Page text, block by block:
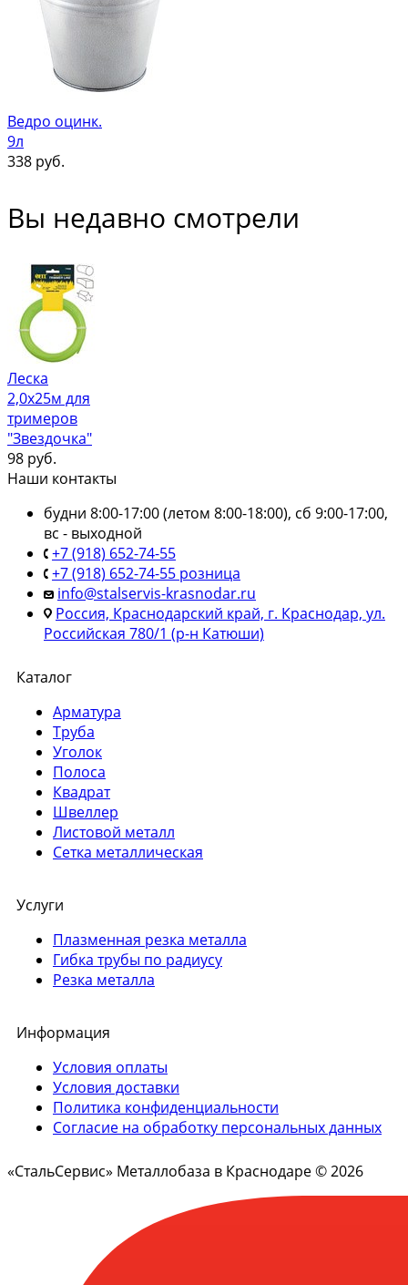
Ведро оцинк.
9л
338 руб.
Вы недавно смотрели
Леска
2,0х25м для
тримеров
"Звездочка"
98 руб.
Наши контакты
будни 8:00-17:00 (летом 8:00-18:00), сб 9:00-17:00,
вс - выходной
+7 (918) 652-74-55
+7 (918) 652-74-55 розница
info@stalservis-krasnodar.ru
Россия, Краснодарский край, г. Краснодар, ул.
Российская 780/1 (р-н Катюши)
Каталог
Арматура
Труба
Уголок
Полоса
Квадрат
Швеллер
Листовой металл
Сетка металлическая
Услуги
Плазменная резка металла
Гибка трубы по радиусу
Резка металла
Информация
Условия оплаты
Условия доставки
Политика конфиденциальности
Согласие на обработку персональных данных
«СтальСервис» Металлобаза в Краснодаре © 2026